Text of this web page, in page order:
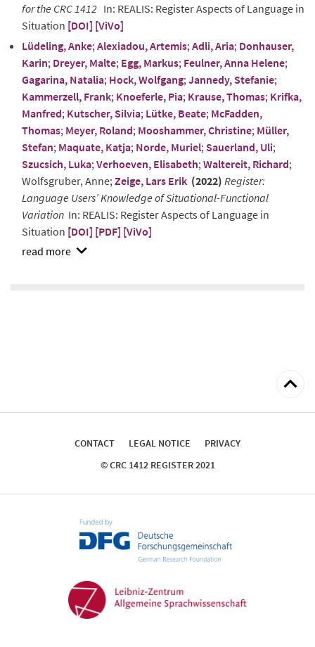
for the CRC 1412 In: REALIS: Register Aspects of Language in
Situation [DOI] [ViVo]
Lüdeling, Anke;Alexiadou, Artemis;Adli, Aria; Donhauser,
Karin; Dreyer, Malte; Egg, Markus; Feulner, Anna Helene;
Gagarina, Natalia; Hock, Wolfgang;Jannedy, Stefanie;
Kammerzell, Frank; Knoeferle, Pia; Krause, Thomas; Krifka,
Manfred; Kutscher, Silvia; Lütke, Beate; McFadden,
Thomas; Meyer, Roland; Mooshammer, Christine; Müller,
Stefan; Maquate, Katja; Norde, Muriel;Sauerland, Uli;
Szucsich, Luka;Verhoeven, Elisabeth;Waltereit, Richard;
Wolfsgruber, Anne;Zeige, Lars Erik (2022) Register:
Language Users’ Knowledge of Situational-Functional
Variation In: REALIS: Register Aspects of Language in
Situation [DOI] [PDF] [ViVo]
show
Back
top
CONTACT LEGAL NOTICE
PRIVACY
© CRC 1412 REGISTER 2021